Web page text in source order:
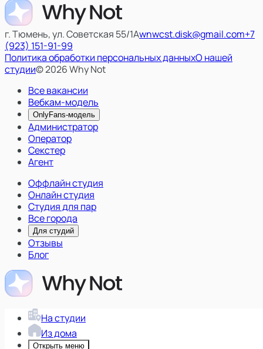
г. Тюмень, ул. Советская 55/1Аwnwcst.disk@gmail.com+7
(923) 151-91-99
Политика обработки персональных данныхО нашей
студии© 2026 Why Not
Все вакансии
Вебкам-модель
OnlyFans-модель
Администратор
Оператор
Секстер
Агент
Оффлайн студия
Онлайн студия
Студия для пар
Все города
Для студий
Отзывы
Блог
На студии
Из дома
Открыть меню